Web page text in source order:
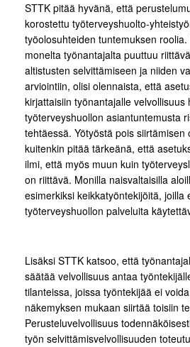
STTK pitää hyvänä, että
korostettu työterveyshuolto-
työolosuhteiden tuntemuksen
monelta työnantajalta puuttuu
altistusten selvittämiseen ja niiden
arviointiin, olisi olennaista, että
kirjattaisiin työnantajalle velvollisuus
työterveyshuollon asiantuntemusta
tehtäessä. Yötyöstä pois siirtämisen
kuitenkin pitää tärkeänä, että
ilmi, että myös muun kuin
on riittävä. Monilla naisvaltaisilla
esimerkiksi keikkatyöntekijöitä, joilla
työterveyshuollon palveluita
Lisäksi STTK katsoo, että
säätää velvollisuus antaa
tilanteissa, joissa työntekijää ei
näkemyksen mukaan siirtää toisiin
Perusteluvelvollisuus
työn selvittämisvelvollisuuden